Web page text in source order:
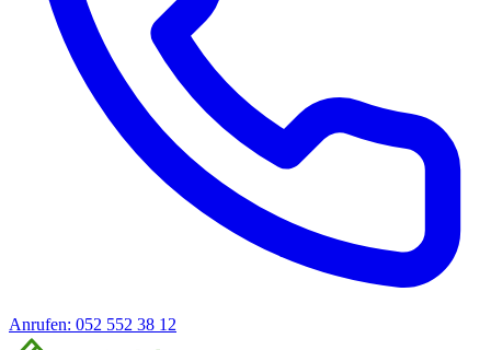
Anrufen: 052 552 38 12